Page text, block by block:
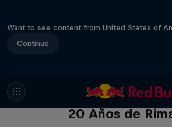
Want to see content from United States of
Continue
Red Bull Batalla Nueva
20 Años de